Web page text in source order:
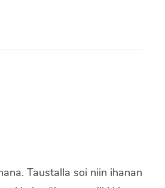
Taustalla soi niin ihanan